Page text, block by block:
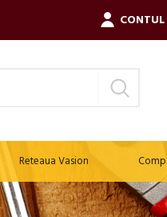
Reteaua Vasion